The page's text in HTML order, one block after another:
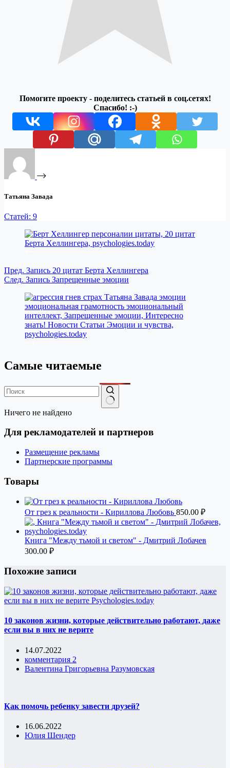
Помогите проекту - поделитесь статьей в соц.сетях!
Спасибо! :-)
Татьяна Завада
Статей: 9
Пред. Запись 20 цитат Берта Хеллингера
След. Запись Запрещенные эмоции
Самые читаемые
Ничего не найдено
Для рекламодателей и партнеров
Размещение рекламы
Партнерские программы
Товары
От грез к реальности - Кириллова Любовь 850.00 ₽
Книга "Между тьмой и светом" - Дмитрий Лобачев
300.00 ₽
Похожие записи
10 законов жизни, которые действительно работают, даже
если вы в них не верите
14.07.2022
комментария 2
Валентина Григорьевна Разумовская
Как помочь ребенку завести друзей?
16.06.2022
Юлия Шендер